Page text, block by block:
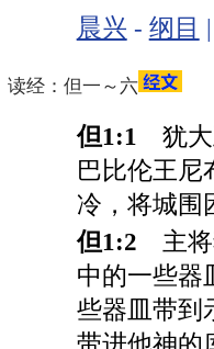
晨兴 - 纲目 |
读经：但一～六
但1:1 犹大
巴比伦王尼
冷，将城围
但1:2 主将
中的一些器
些器皿带到
带进他神的